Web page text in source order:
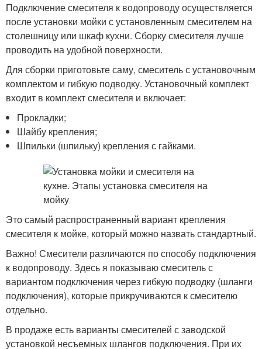
Подключение смесителя к водопроводу осуществляется
после установки мойки с установленным смесителем на
столешницу или шкаф кухни. Сборку смесителя лучше
проводить на удобной поверхности.
Для сборки приготовьте саму, смеситель с установочным
комплектом и гибкую подводку. Установочный комплект
входит в комплект смесителя и включает:
Прокладки;
Шайбу крепления;
Шпильки (шпильку) крепления с гайками.
Это самый распространенный вариант крепления
смесителя к мойке, который можно назвать стандартный.
Важно! Смесители различаются по способу подключения
к водопроводу. Здесь я показываю смеситель с
вариантом подключения через гибкую подводку (шланги
подключения), которые прикручиваются к смесителю
отдельно.
В продаже есть варианты смесителей с заводской
установкой несъемных шлангов подключения. При их